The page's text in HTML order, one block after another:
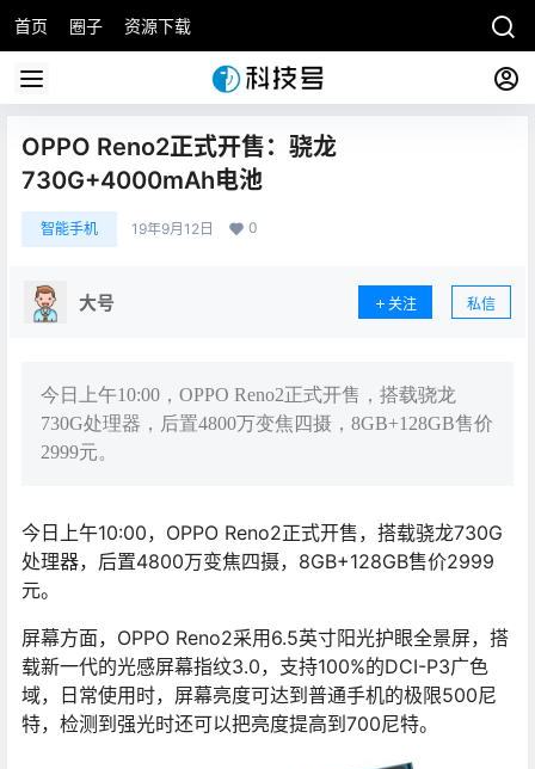
首页 圈子 资源下载
OPPO Reno2正式开售：骁龙
730G+4000mAh电池
智能手机 19年9月12日 0
大号 关注 私信
今日上午10:00，OPPO Reno2正式开售，搭载骁龙
730G处理器，后置4800万变焦四摄，8GB+128GB售价
2999元。
今日上午10:00，OPPO Reno2正式开售，搭载骁龙730G
处理器，后置4800万变焦四摄，8GB+128GB售价2999
元。
屏幕方面，OPPO Reno2采用6.5英寸阳光护眼全景屏，搭
载新一代的光感屏幕指纹3.0，支持100%的DCI-P3广色
域，日常使用时，屏幕亮度可达到普通手机的极限500尼
特，检测到强光时还可以把亮度提高到700尼特。